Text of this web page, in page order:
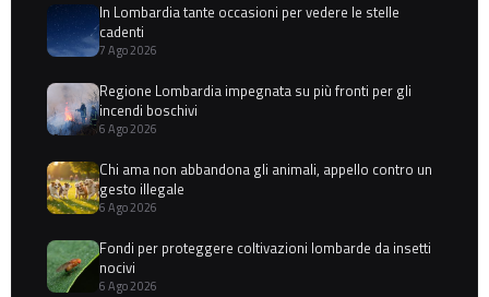
In Lombardia tante occasioni per vedere le stelle
cadenti
7 Ago 2026
Regione Lombardia impegnata su più fronti per gli
incendi boschivi
6 Ago 2026
Chi ama non abbandona gli animali, appello contro un
gesto illegale
6 Ago 2026
Fondi per proteggere coltivazioni lombarde da insetti
nocivi
6 Ago 2026